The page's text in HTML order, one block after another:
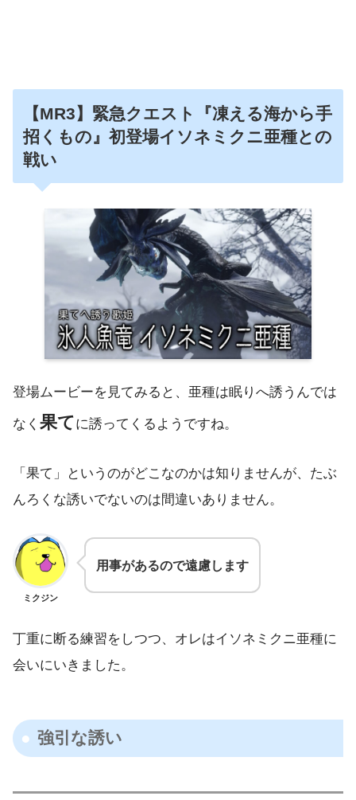
【MR3】緊急クエスト『凍える海から手
招くもの』初登場イソネミクニ亜種との
戦い
登場ムービーを見てみると、亜種は眠りへ誘うんでは
なく 果てに誘ってくるようですね。
「果て」というのがどこなのかは知りませんが、たぶ
んろくな誘いでないのは間違いありません。
ミクジン
用事があるので遠慮します
丁重に断る練習をしつつ、オレはイソネミクニ亜種に
会いにいきました。
強引な誘い